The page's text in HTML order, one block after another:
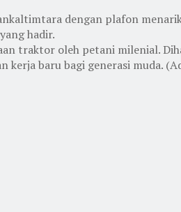
dengan plafon
hadir.
traktor oleh petani milenial.
kerja baru bagi generasi muda.